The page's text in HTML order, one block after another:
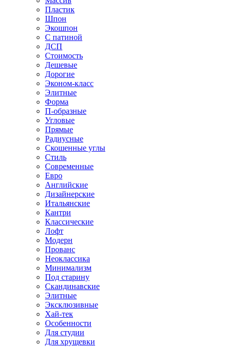
Пластик
Шпон
Экошпон
С патиной
ДСП
Стоимость
Дешевые
Дорогие
Эконом-класс
Элитные
Форма
П-образные
Угловые
Прямые
Радиусные
Скошенные углы
Стиль
Современные
Евро
Английские
Дизайнерские
Итальянские
Кантри
Классические
Лофт
Модерн
Прованс
Неоклассика
Минимализм
Под старину
Скандинавские
Элитные
Эксклюзивные
Хай-тек
Особенности
Для студии
Для хрущевки